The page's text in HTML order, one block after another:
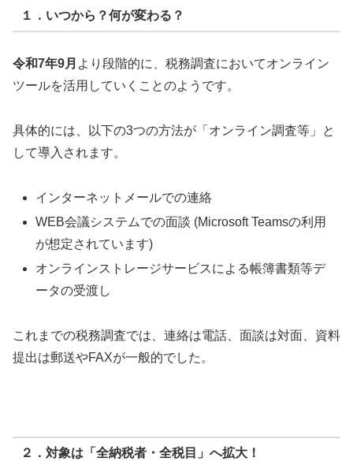
１．いつから？何が変わる？
令和7年9月 より段階的に、税務調査においてオンライン
ツールを活用していくことのようです。
具体的には、以下の3つの方法が「オンライン調査等」と
して導入されます。
インターネットメールでの連絡
WEB会議システムでの面談 (Microsoft Teamsの利用
が想定されています)
オンラインストレージサービスによる帳簿書類等デ
ータの受渡し
これまでの税務調査では、連絡は電話、面談は対面、資料
提出は郵送やFAXが一般的でした。
２．対象は「全納税者・全税目」へ拡大！